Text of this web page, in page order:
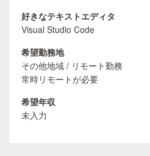
好きなテキストエディタ
Visual Studio Code
希望勤務地
その他地域 / リモート勤務
常時リモートが必要
希望年収
未入力